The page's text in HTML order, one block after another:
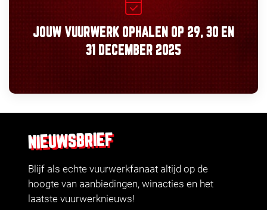
JOUW VUURWERK OPHALEN OP 29, 30 EN
31 DECEMBER 2025
NIEUWSBRIEF
Blijf als echte vuurwerkfanaat altijd op de
hoogte van aanbiedingen, winacties en het
laatste vuurwerknieuws!